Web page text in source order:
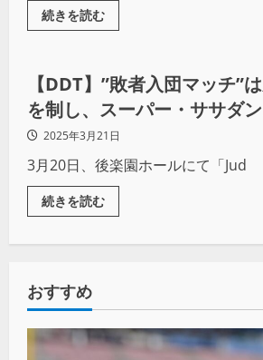
続きを読む
プロレス
【DDT】”敗者入団マッチ”
を制し、スーパー・ササダ
EXTREME王座戴冠。「これ
として暴れていきたい」
2025年3月21日
3月20日、後楽園ホールにて「Jud
続きを読む
おすすめ